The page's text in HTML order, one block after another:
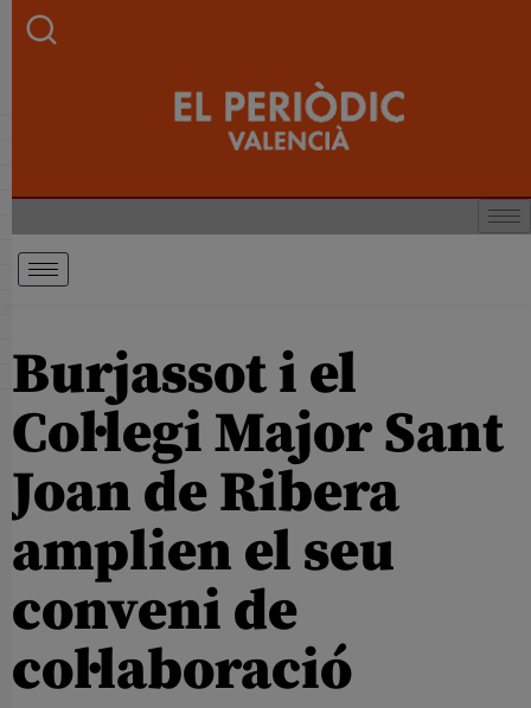
Burjassot i el
Col·legi Major Sant
Joan de Ribera
amplien el seu
conveni de
col·laboració